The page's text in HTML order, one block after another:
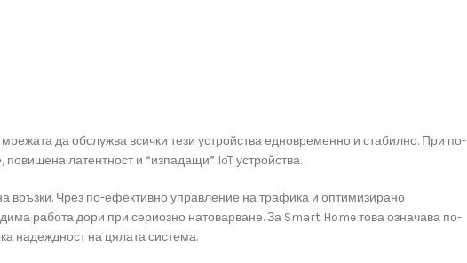
да обслужва всички тези устройства едновременно и стабилно. При по-
латентност и “изпадащи” IoT устройства.
връзки. Чрез по-ефективно управление на трафика и оптимизирано
работа дори при сериозно натоварване. За Smart Home това означава по-
надеждност на цялата система.